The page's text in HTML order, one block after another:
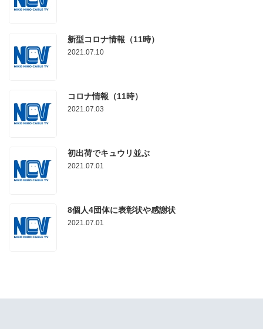
新型コロナ情報（11時）
2021.07.10
コロナ情報（11時）
2021.07.03
初出荷でキュウリ並ぶ
2021.07.01
8個人4団体に表彰状や感謝状
2021.07.01